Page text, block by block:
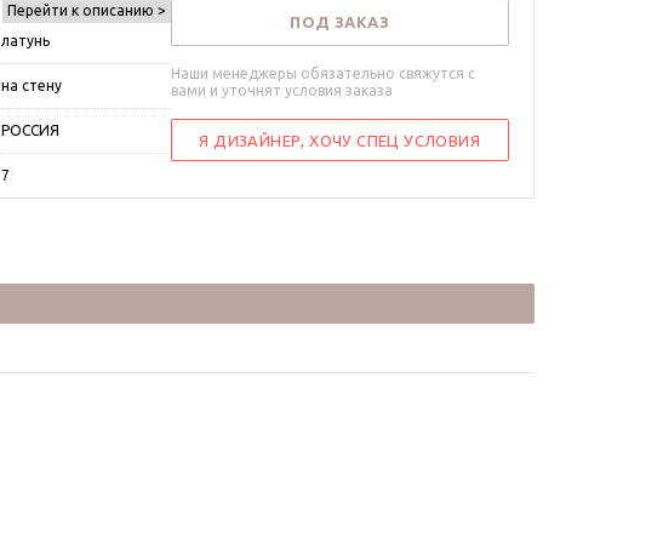
Перейти к описанию >
латунь
на стену
РОССИЯ
7
ПОД ЗАКАЗ
Наши менеджеры обязательно свяжутся с
вами и уточнят условия заказа
Я ДИЗАЙНЕР, ХОЧУ СПЕЦ УСЛОВИЯ